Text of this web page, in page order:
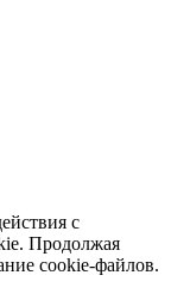
с
Продолжая
cookie-файлов.